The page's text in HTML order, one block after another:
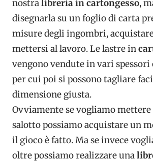
nostralibreria in cartongesso,
disegnarla su un foglio di carta
misure degli ingombri,
mettersi al lavoro. Le lastre in
vengono vendute in vari
per cui poi si possono tagliare
dimensione giusta.
Ovviamente se vogliamo
salotto possiamo acquistare un
il gioco è fatto. Ma se invece
oltre possiamo realizzare una